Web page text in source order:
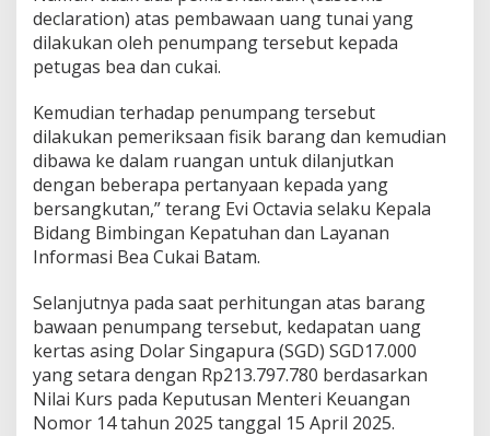
declaration) atas pembawaan uang tunai yang
dilakukan oleh penumpang tersebut kepada
petugas bea dan cukai.
Kemudian terhadap penumpang tersebut
dilakukan pemeriksaan fisik barang dan kemudian
dibawa ke dalam ruangan untuk dilanjutkan
dengan beberapa pertanyaan kepada yang
bersangkutan,” terang Evi Octavia selaku Kepala
Bidang Bimbingan Kepatuhan dan Layanan
Informasi Bea Cukai Batam.
Selanjutnya pada saat perhitungan atas barang
bawaan penumpang tersebut, kedapatan uang
kertas asing Dolar Singapura (SGD) SGD17.000
yang setara dengan Rp213.797.780 berdasarkan
Nilai Kurs pada Keputusan Menteri Keuangan
Nomor 14 tahun 2025 tanggal 15 April 2025.